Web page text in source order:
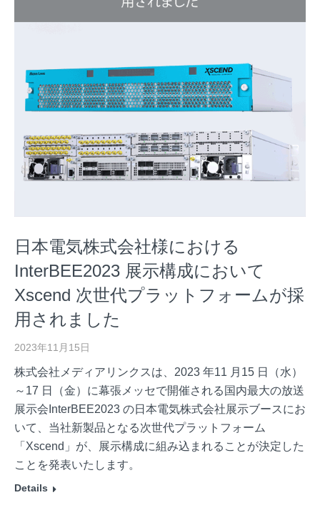
日本電気株式会社様における
InterBEE2023 展示構成において
Xscend 次世代プラットフォームが採
用されました
2023年11月15日
株式会社メディアリンクスは、2023 年11 月15 日（水）
～17 日（金）に幕張メッセで開催される国内最大の放送
展示会InterBEE2023 の日本電気株式会社展示ブースにお
いて、当社新製品となる次世代プラットフォーム
「Xscend」が、展示構成に組み込まれることが決定した
ことを発表いたします。
Details